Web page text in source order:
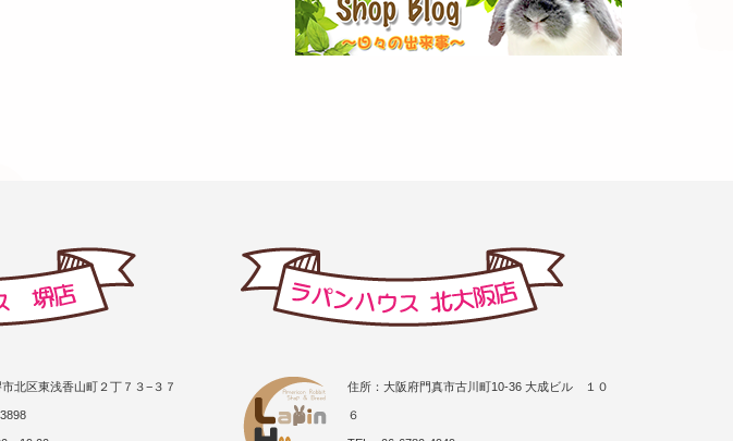
北区東浅香山町２丁７３−３７ 住所：大阪府門真市古川町10-36 大成ビル １０
６